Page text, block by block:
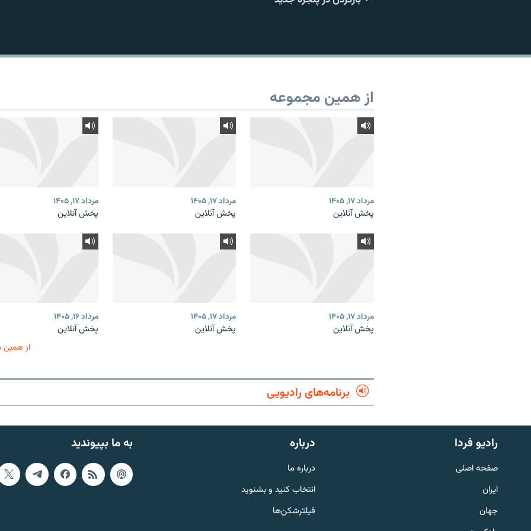
English
به ما بپیوندید
از همین مجموعه
مرداد ۱۷, ۱۴۰۵
پخش آنلاین
مرداد ۱۷, ۱۴۰۵
پخش آنلاین
مرداد ۱۷, ۱۴۰۵
پخش آنلاین
مرداد ۱۷, ۱۴۰۵
پخش آنلاین
مرداد ۱۷, ۱۴۰۵
پخش آنلاین
مرداد ۱۶, ۱۴۰۵
پخش آنلاین
از همین
برنامه‌های رادیویی
به ما بپیوندید رادیو فردا
صفحه اصلی
ایران
جهان
درباره
درباره ما
انتخاب کنید و بشنوید
فیلترشکن‌ها